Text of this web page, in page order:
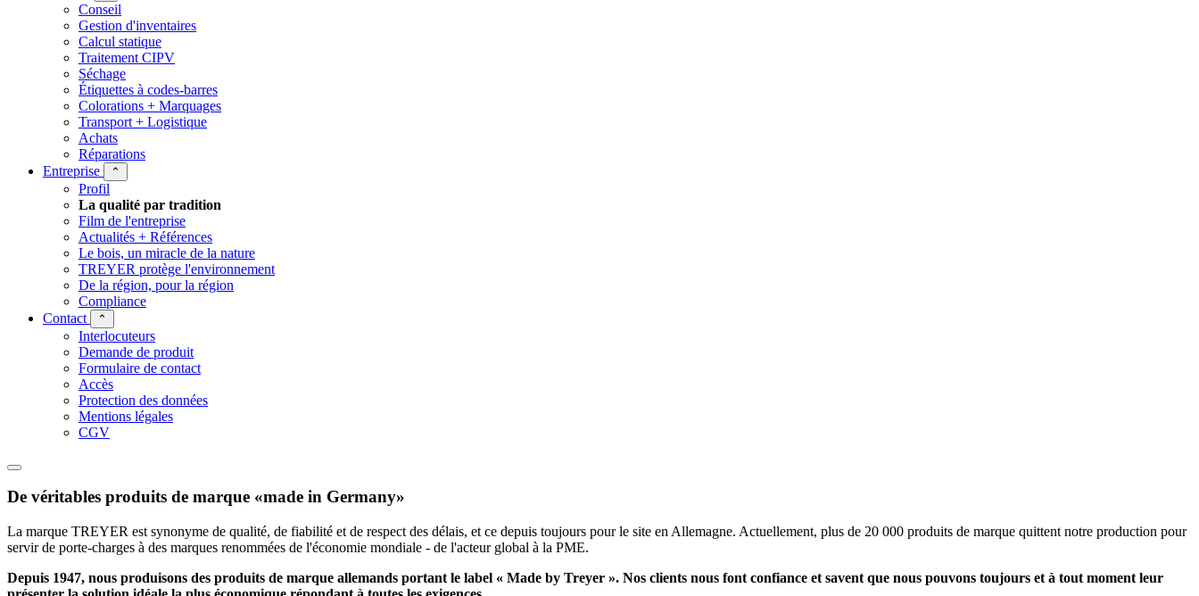
Conseil
Gestion d'inventaires
Calcul statique
Traitement CIPV
Séchage
Étiquettes à codes-barres
Colorations + Marquages
Transport + Logistique
Achats
Réparations
Entreprise
⌃
Profil
La qualité par tradition
Film de l'entreprise
Actualités + Références
Le bois, un miracle de la nature
TREYER protège l'environnement
De la région, pour la région
Compliance
Contact
⌃
Interlocuteurs
Demande de produit
Formulaire de contact
Accès
Protection des données
Mentions légales
CGV
De véritables produits de marque «made in Germany»
La marque TREYER est synonyme de qualité, de fiabilité et de respect des délais, et ce depuis toujours pour le site en Allemagne. Actuellement, plus de 20 000 produits de marque quittent notre production pour
servir de porte-charges à des marques renommées de l'économie mondiale - de l'acteur global à la PME.
Depuis 1947, nous produisons des produits de marque allemands portant le label « Made by Treyer ». Nos clients nous font confiance et savent que nous pouvons toujours et à tout moment leur